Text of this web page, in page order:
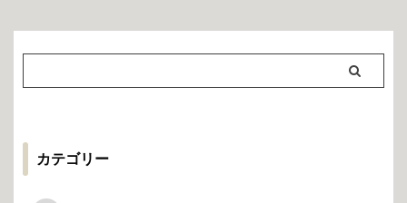
カテゴリー